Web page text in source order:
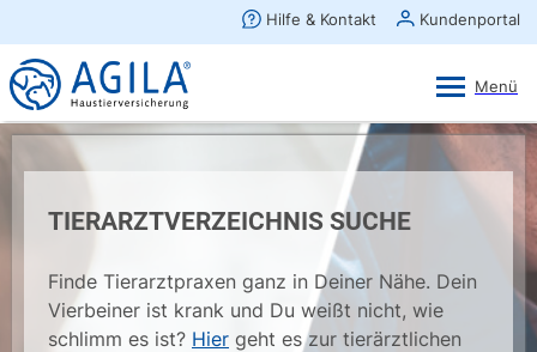
TIERARZTVERZEICHNIS SUCHE
Finde Tierarztpraxen ganz in Deiner Nähe. Dein
Vierbeiner ist krank und Du weißt nicht, wie
schlimm es ist? Hier geht es zur tierärztlichen
×
AGILA Kunden-App
Gratis - Im Play Store laden
Ansehen